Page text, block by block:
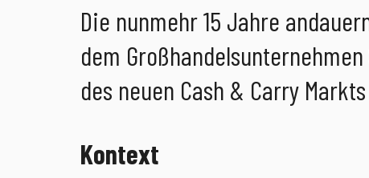
Die nunmehr 15 Jahre
dem
des neuen Cash & Carry
Kontext